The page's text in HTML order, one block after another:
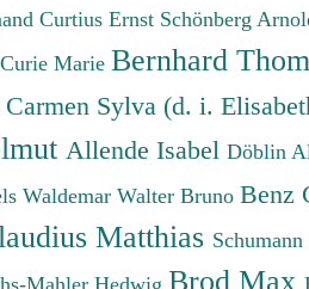
Curtius Ernst Schönberg
Curie Marie Bernhard
Carmen Sylva (d. i.
Allende Isabel Döblin
Waldemar Walter Bruno Benz
Matthias Schumann
Mahler Hedwig Brod Max